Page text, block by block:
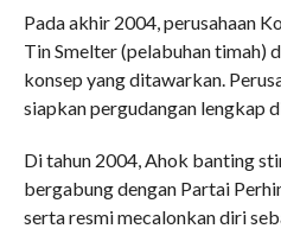
Pada akhir 2004, perusahaan
Tin Smelter (pelabuhan timah)
konsep yang ditawarkan.
siapkan pergudangan lengkap
Di tahun 2004, Ahok banting
bergabung dengan Partai
serta resmi mecalonkan diri